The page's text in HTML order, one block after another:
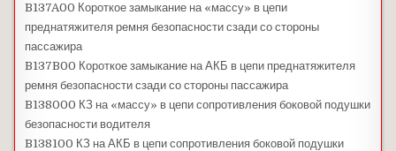
B137A00 Короткое замыкание на «массу» в цепи
преднатяжителя ремня безопасности сзади со стороны
пассажира
B137B00 Короткое замыкание на АКБ в цепи преднатяжителя
ремня безопасности сзади со стороны пассажира
B138000 КЗ на «массу» в цепи сопротивления боковой подушки
безопасности водителя
B138100 КЗ на АКБ в цепи сопротивления боковой подушки